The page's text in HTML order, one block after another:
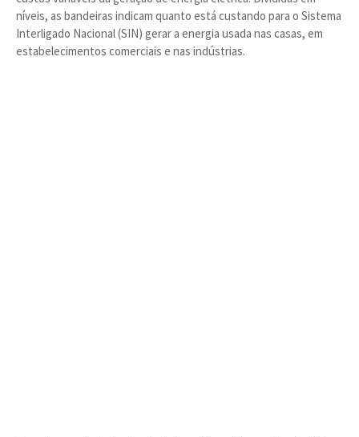
níveis, as bandeiras indicam quanto está custando para o Sistema
Interligado Nacional (SIN) gerar a energia usada nas casas, em
estabelecimentos comerciais e nas indústrias.